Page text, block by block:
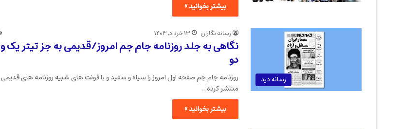
بیشتر بخوانید »
رسانه دید
رسانه نگاران ۱۳ خرداد, ۱۴۰۳
نگاهی به جلد روزنامه جام جم امروز/قدیمی به جز تیتر یک و
دو
روزنامه جام جم صفحه اول امروز را سیاه و سفید و با فونت های شبیه روزنامه های قدیمی
منتشر کرده…
بیشتر بخوانید »